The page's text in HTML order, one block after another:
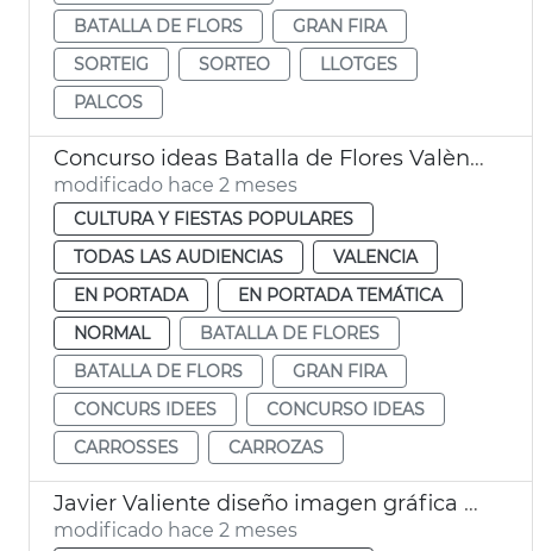
BATALLA DE FLORS
GRAN FIRA
SORTEIG
SORTEO
LLOTGES
PALCOS
Concurso ideas Batalla de Flores València
modificado hace 2 meses
CULTURA Y FIESTAS POPULARES
TODAS LAS AUDIENCIAS
VALENCIA
EN PORTADA
EN PORTADA TEMÁTICA
NORMAL
BATALLA DE FLORES
BATALLA DE FLORS
GRAN FIRA
CONCURS IDEES
CONCURSO IDEAS
CARROSSES
CARROZAS
Javier Valiente diseño imagen gráfica Gran Fira València
modificado hace 2 meses